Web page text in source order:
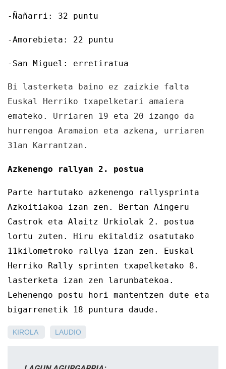
-Ñañarri: 32 puntu
-Amorebieta: 22 puntu
-San Miguel: erretiratua
Bi lasterketa baino ez zaizkie falta
Euskal Herriko txapelketari amaiera
emateko. Urriaren 19 eta 20 izango da
hurrengoa Aramaion eta azkena, urriaren
31an Karrantzan.
Azkenengo rallyan 2. postua
Parte hartutako azkenengo rallysprinta
Azkoitiakoa izan zen. Bertan Aingeru
Castrok eta Alaitz Urkiolak 2. postua
lortu zuten. Hiru ekitaldiz osatutako
11kilometroko rallya izan zen. Euskal
Herriko Rally sprinten txapelketako 8.
lasterketa izan zen larunbatekoa.
Lehenengo postu hori mantentzen dute eta
bigarrenetik 18 puntura daude.
KIROLA LAUDIO